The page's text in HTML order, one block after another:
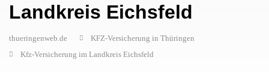
Landkreis Eichsfeld
thueringenweb.de
KFZ-Versicherung in Thüringen
Kfz-Versicherung im Landkreis Eichsfeld